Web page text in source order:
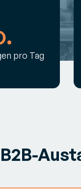
pro Tag